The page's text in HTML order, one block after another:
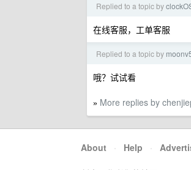
Replied to a topic by
在线客服，工单客服
Replied to a topic by
哦？试试看
» More replies by
About · Help ·